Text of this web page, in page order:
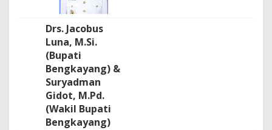
Drs. Jacobus
Luna, M.Si.
(Bupati
Bengkayang) &
Suryadman
Gidot, M.Pd.
(Wakil Bupati
Bengkayang)